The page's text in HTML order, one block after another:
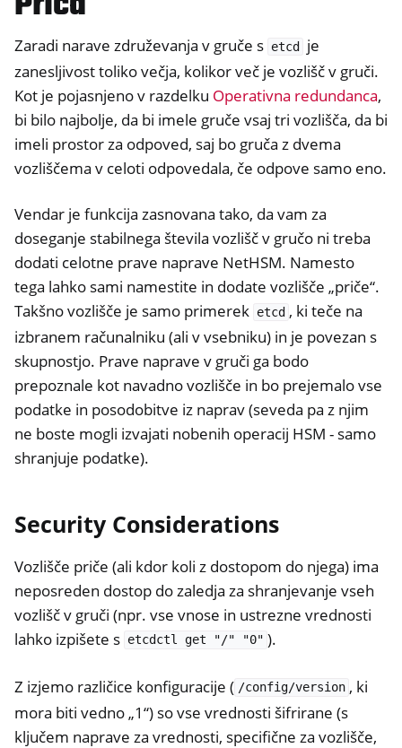
Zaradi narave združevanja v gruče s etcd
je
zanesljivost toliko večja, kolikor več je vozlišč v gruči.
Kot je pojasnjeno v razdelku Operativna redundanca,
bi bilo najbolje, da bi imele gruče vsaj tri vozlišča, da bi
imeli prostor za odpoved, saj bo gruča z dvema
vozliščema v celoti odpovedala, če odpove samo eno.
Vendar je funkcija zasnovana tako, da vam za
doseganje stabilnega števila vozlišč v gručo ni treba
dodati celotne prave naprave NetHSM. Namesto
tega lahko sami namestite in dodate vozlišče „priče“.
Takšno vozlišče je samo primerek etcd , ki teče na
izbranem računalniku (ali v vsebniku) in je povezan s
skupnostjo. Prave naprave v gruči ga bodo
prepoznale kot navadno vozlišče in bo prejemalo vse
podatke in posodobitve iz naprav (seveda pa z njim
ne boste mogli izvajati nobenih operacij HSM - samo
shranjuje podatke).
Security Considerations
Vozlišče priče (ali kdor koli z dostopom do njega) ima
neposreden dostop do zaledja za shranjevanje vseh
vozlišč v gruči (npr. vse vnose in ustrezne vrednosti
lahko izpišete s etcdctl get "/" "0" ).
Z izjemo različice konfiguracije ( /config/version , ki
mora biti vedno „1“) so vse vrednosti šifrirane (s
ključem naprave za vrednosti, specifične za vozlišče,